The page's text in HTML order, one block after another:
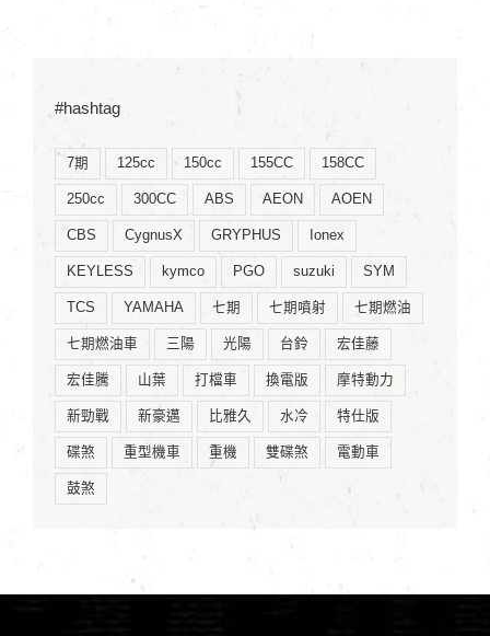
#hashtag
7期 125cc 150cc 155CC 158CC
250cc 300CC ABS AEON AOEN
CBS CygnusX GRYPHUS Ionex
KEYLESS kymco PGO suzuki SYM
TCS YAMAHA 七期 七期噴射 七期燃油
七期燃油車 三陽 光陽 台鈴 宏佳藤
宏佳騰 山葉 打檔車 換電版 摩特動力
新勁戰 新豪邁 比雅久 水冷 特仕版
碟煞 重型機車 重機 雙碟煞 電動車
鼓煞